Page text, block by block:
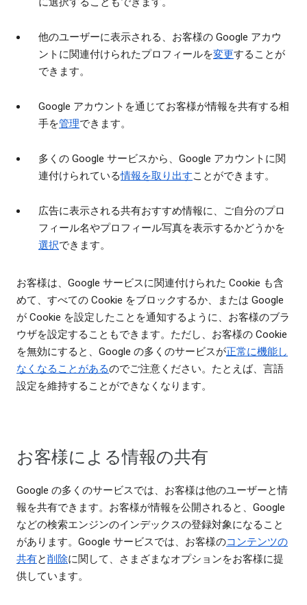
他のユーザーに表示される、お客様の Google アカウ
ントに関連付けられたプロフィールを変更することが
できます。
Google アカウントを通じてお客様が情報を共有する相
手を管理できます。
多くの Google サービスから、Google アカウントに関
連付けられている情報を取り出すことができます。
広告に表示される共有おすすめ情報に、ご自分のプロ
フィール名やプロフィール写真を表示するかどうかを
選択できます。
お客様は、Google サービスに関連付けられた Cookie も含
めて、すべての Cookie をブロックするか、または Google
が Cookie を設定したことを通知するように、お客様のブラ
ウザを設定することもできます。ただし、お客様の Cookie
を無効にすると、Google の多くのサービスが正常に機能し
なくなることがあるのでご注意ください。たとえば、言語
設定を維持することができなくなります。
お客様による情報の共有
Google の多くのサービスでは、お客様は他のユーザーと情
報を共有できます。お客様が情報を公開されると、Google
などの検索エンジンのインデックスの登録対象になること
があります。Google サービスでは、お客様のコンテンツの
共有と削除に関して、さまざまなオプションをお客様に提
供しています。